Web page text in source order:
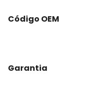
Código OEM
Garantia